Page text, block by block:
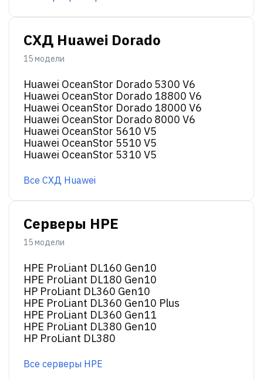
СХД Huawei Dorado
15 модели
Huawei OceanStor Dorado 5300 V6
Huawei OceanStor Dorado 18800 V6
Huawei OceanStor Dorado 18000 V6
Huawei OceanStor Dorado 8000 V6
Huawei OceanStor 5610 V5
Huawei OceanStor 5510 V5
Huawei OceanStor 5310 V5
Все СХД Huawei
Серверы HPE
15 модели
HPE ProLiant DL160 Gen10
HPE ProLiant DL180 Gen10
HP ProLiant DL360 Gen10
HPE ProLiant DL360 Gen10 Plus
HPE ProLiant DL360 Gen11
HPE ProLiant DL380 Gen10
HP ProLiant DL380
Все серверы HPE